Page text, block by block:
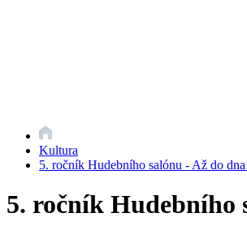
Kultura
5. ročník Hudebního salónu - Až do
5. ročník Hudebního